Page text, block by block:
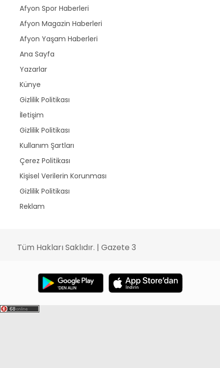
Afyon Spor Haberleri
Afyon Magazin Haberleri
Afyon Yaşam Haberleri
Ana Sayfa
Yazarlar
Künye
Gizlilik Politikası
İletişim
Gizlilik Politikası
Kullanım Şartları
Çerez Politikası
Kişisel Verilerin Korunması
Gizlilik Politikası
Reklam
Tüm Hakları Saklıdır. | Gazete 3